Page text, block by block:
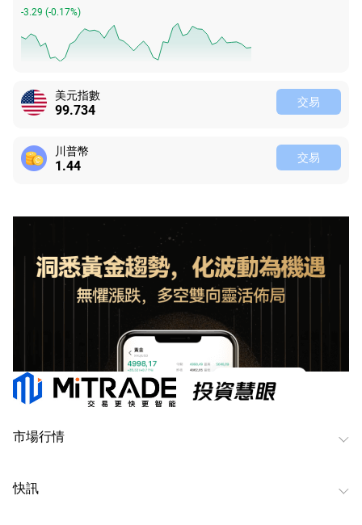
-3.29 (-0.17%)
美元指數
99.734 交易
川普幣
1.43 交易
市場行情
快訊